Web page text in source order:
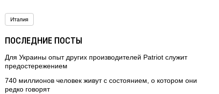
Италия
ПОСЛЕДНИЕ ПОСТЫ
Для Украины опыт других производителей Patriot служит
предостережением
740 миллионов человек живут с состоянием, о котором они
редко говорят